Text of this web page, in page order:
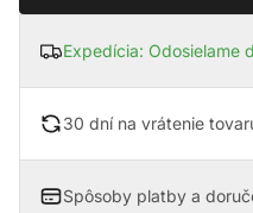
Expedícia: Odosielame
30 dní na vrátenie
Spôsoby platby a